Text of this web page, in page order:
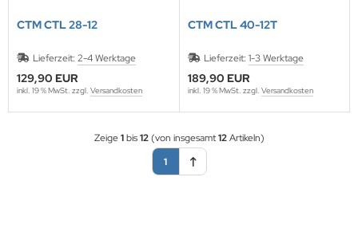
CTM CTL 28-12
Lieferzeit: 2-4 Werktage
129,90 EUR
inkl. 19 % MwSt. zzgl. Versandkosten
CTM CTL 40-12T
Lieferzeit: 1-3 Werktage
189,90 EUR
inkl. 19 % MwSt. zzgl. Versandkosten
Zeige1bis12(von insgesamt12Artikeln)
1